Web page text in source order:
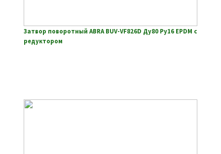
Затвор поворотный ABRA BUV-VF826D Ду80 Ру16 EPDM с
редуктором